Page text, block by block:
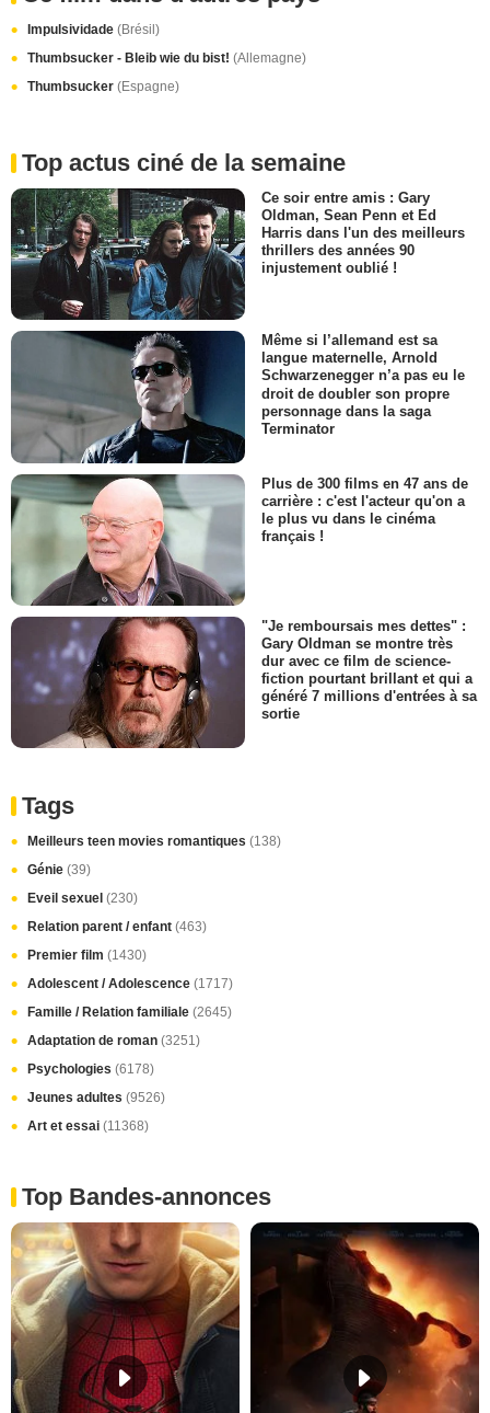
Impulsividade (Brésil)
Thumbsucker - Bleib wie du bist! (Allemagne)
Thumbsucker (Espagne)
Top actus ciné de la semaine
Ce soir entre amis : Gary
Oldman, Sean Penn et Ed
Harris dans l'un des meilleurs
thrillers des années 90
injustement oublié !
Même si l’allemand est sa
langue maternelle, Arnold
Schwarzenegger n’a pas eu le
droit de doubler son propre
personnage dans la saga
Terminator
Plus de 300 films en 47 ans de
carrière : c'est l'acteur qu'on a
le plus vu dans le cinéma
français !
"Je remboursais mes dettes" :
Gary Oldman se montre très
dur avec ce film de science-
fiction pourtant brillant et qui a
généré 7 millions d'entrées à sa
sortie
Tags
Meilleurs teen movies romantiques (138)
Génie (39)
Eveil sexuel (230)
Relation parent / enfant (463)
Premier film (1430)
Adolescent / Adolescence (1717)
Famille / Relation familiale (2645)
Adaptation de roman (3251)
Psychologies (6178)
Jeunes adultes (9526)
Art et essai (11368)
Top Bandes-annonces